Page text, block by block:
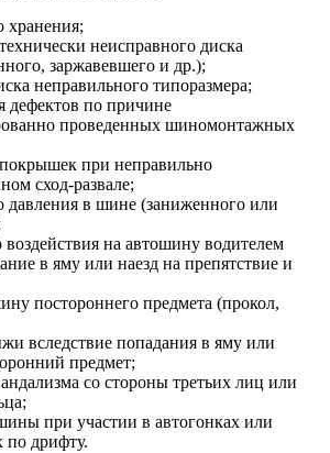
хранения;
неисправного диска
заржавевшего и др.);
неправильного типоразмера;
дефектов по причине
проведенных шиномонтажных
при неправильно
сход-развале;
давления в шине (заниженного или
воздействия на автошину водителем
в яму или наезд на препятствие и
постороннего предмета (прокол,
вследствие попадания в яму или
предмет;
со стороны третьих лиц или
при участии в автогонках или
по дрифту.